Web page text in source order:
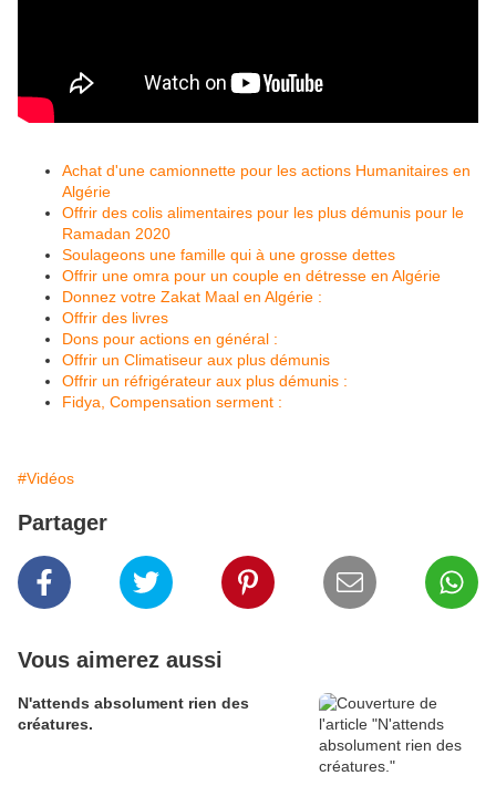
Achat d'une camionnette pour les actions Humanitaires en
Algérie
Offrir des colis alimentaires pour les plus démunis pour le
Ramadan 2020
Soulageons une famille qui à une grosse dettes
Offrir une omra pour un couple en détresse en Algérie
Donnez votre Zakat Maal en Algérie :
Offrir des livres
Dons pour actions en général :
Offrir un Climatiseur aux plus démunis
Offrir un réfrigérateur aux plus démunis :
Fidya, Compensation serment :
#Vidéos
Partager
Vous aimerez aussi
N'attends absolument rien des
créatures.